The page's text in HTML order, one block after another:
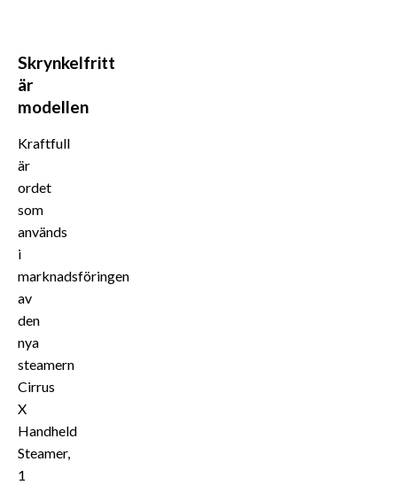
Skrynkelfritt
är
modellen
Kraftfull
är
ordet
som
används
i
marknadsföringen
av
den
nya
steamern
Cirrus
X
Handheld
Steamer,
1